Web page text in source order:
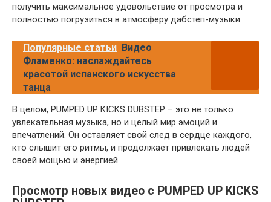
получить максимальное удовольствие от просмотра и
полностью погрузиться в атмосферу дабстеп-музыки.
Популярные статьи Видео
Фламенко: наслаждайтесь
красотой испанского искусства
танца
В целом, PUMPED UP KICKS DUBSTEP – это не только
увлекательная музыка, но и целый мир эмоций и
впечатлений. Он оставляет свой след в сердце каждого,
кто слышит его ритмы, и продолжает привлекать людей
своей мощью и энергией.
Просмотр новых видео с PUMPED UP KICKS